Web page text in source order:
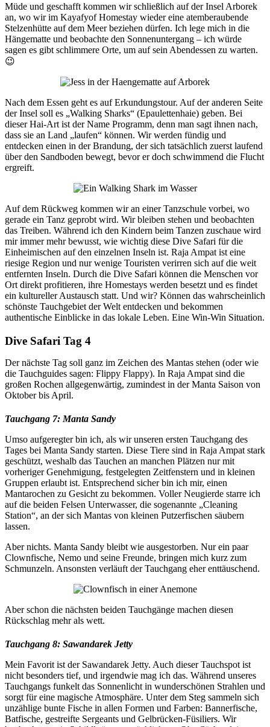
Müde und geschafft kommen wir schließlich auf der Insel Arborek
an, wo wir im Kayafyof Homestay wieder eine atemberaubende
Stelzenhütte auf dem Meer beziehen dürfen. Ich lege mich in die
Hängematte und beobachte den Sonnenuntergang – ich würde
sagen es gibt schlimmere Orte, um auf sein Abendessen zu warten.
😉
Nach dem Essen geht es auf Erkundungstour. Auf der anderen Seite
der Insel soll es „Walking Sharks“ (Epaulettenhaie) geben. Bei
dieser Hai-Art ist der Name Programm, denn man sagt ihnen nach,
dass sie an Land „laufen“ können. Wir werden fündig und
entdecken einen in der Brandung, der sich tatsächlich zuerst laufend
über den Sandboden bewegt, bevor er doch schwimmend die Flucht
ergreift.
Auf dem Rückweg kommen wir an einer Tanzschule vorbei, wo
gerade ein Tanz geprobt wird. Wir bleiben stehen und beobachten
das Treiben. Während ich den Kindern beim Tanzen zuschaue wird
mir immer mehr bewusst, wie wichtig diese Dive Safari für die
Einheimischen auf den einzelnen Inseln ist. Raja Ampat ist eine
riesige Region und nur wenige Touristen verirren sich auf die weit
entfernten Inseln. Durch die Dive Safari können die Menschen vor
Ort direkt profitieren, ihre Homestays werden besetzt und es findet
ein kultureller Austausch statt. Und wir? Können das wahrscheinlich
schönste Tauchgebiet der Welt entdecken und bekommen
authentische Einblicke in das lokale Leben. Eine Win-Win Situation.
Dive Safari Tag 4
Der nächste Tag soll ganz im Zeichen des Mantas stehen (oder wie
die Tauchguides sagen: Flippy Flappy). In Raja Ampat sind die
großen Rochen allgegenwärtig, zumindest in der Manta Saison von
Oktober bis April.
Tauchgang 7: Manta Sandy
Umso aufgeregter bin ich, als wir unseren ersten Tauchgang des
Tages bei Manta Sandy starten. Diese Tiere sind in Raja Ampat stark
geschützt, weshalb das Tauchen an manchen Plätzen nur mit
vorheriger Genehmigung, festgelegten Zeitfenstern und in kleinen
Gruppen erlaubt ist. Entsprechend sicher bin ich mir, einen
Mantarochen zu Gesicht zu bekommen. Voller Neugierde starre ich
auf die beiden Felsen Unterwasser, die sogenannte „Cleaning
Station“, an der sich Mantas von kleinen Putzerfischen säubern
lassen.
Aber nichts. Manta Sandy bleibt wie ausgestorben. Nur ein paar
Clownfische, Nemo und seine Freunde, bringen mich kurz zum
Schmunzeln. Ansonsten verläuft der Tauchgang eher enttäuschend.
Aber schon die nächsten beiden Tauchgänge machen diesen
Rückschlag mehr als wett.
Tauchgang 8: Sawandarek Jetty
Mein Favorit ist der Sawandarek Jetty. Auch dieser Tauchspot ist
nicht besonders tief, und irgendwie mag ich das. Während unseres
Tauchgangs funkelt das Sonnenlicht in wunderschönen Strahlen und
sorgt für eine magische Atmosphäre. Unter dem Steg sammeln sich
unzählige bunte Fische in allen Formen und Farben: Bannerfische,
Batfische, gestreifte Sergeants und Gelbrücken-Füsiliers. Wir